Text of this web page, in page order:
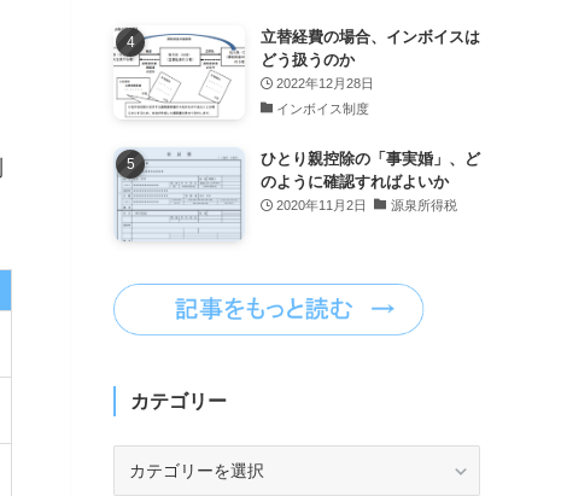
立替経費の場合、インボイスは
どう扱うのか
2022年12月28日
インボイス制度
ひとり親控除の「事実婚」、ど
のように確認すればよいか
2020年11月2日 源泉所得税
カテゴリー